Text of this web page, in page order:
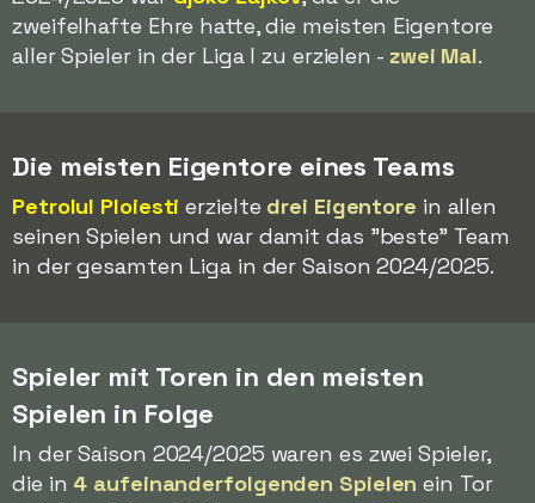
zweifelhafte Ehre hatte, die meisten Eigentore
aller Spieler in der Liga I zu erzielen - zwei Mal.
Die meisten Eigentore eines Teams
Petrolul Ploiesti erzielte drei Eigentore in allen
seinen Spielen und war damit das "beste" Team
in der gesamten Liga in der Saison 2024/2025.
Spieler mit Toren in den meisten
Spielen in Folge
In der Saison 2024/2025 waren es zwei Spieler,
die in 4 aufeinanderfolgenden Spielen ein Tor